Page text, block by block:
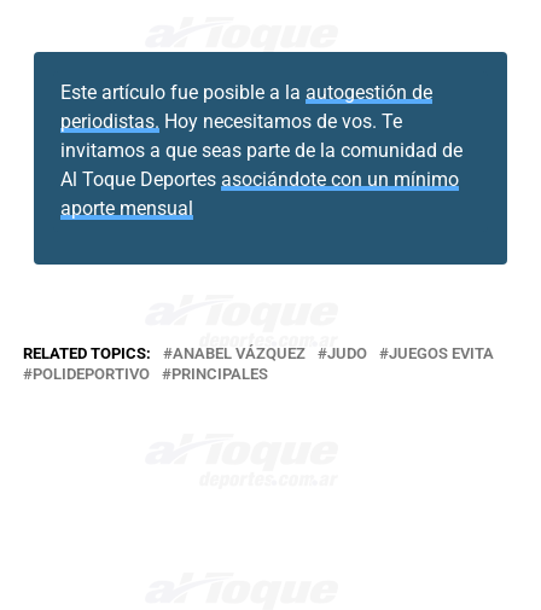
Este artículo fue posible a la autogestión de
periodistas. Hoy necesitamos de vos. Te
invitamos a que seas parte de la comunidad de
Al Toque Deportes asociándote con un mínimo
aporte mensual
RELATED TOPICS: ANABEL VÁZQUEZ JUDO
JUEGOS EVITA
POLIDEPORTIVO
PRINCIPALES